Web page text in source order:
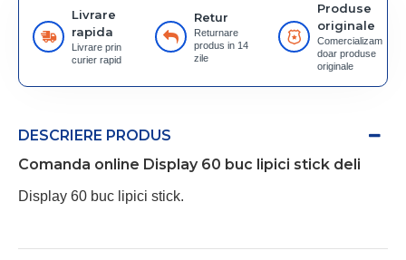
Livrare
rapida
Livrare prin
curier rapid
Retur
Returnare
produs in 14
zile
Produse
originale
Comercializam
doar produse
originale
DESCRIERE PRODUS
Comanda online Display 60 buc lipici stick deli
Display 60 buc lipici stick.